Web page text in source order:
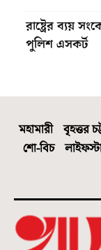
রাষ্ট্রের ব্যয়
পুলিশ এসকর্ট
মহামারী বৃহত্তর
শো-বিচ